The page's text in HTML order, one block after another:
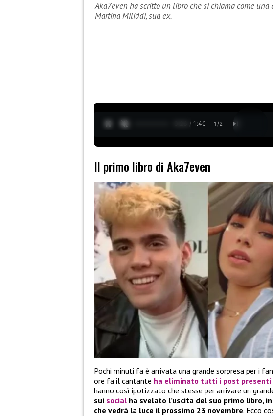
Aka7even ha scritto un libro che si chiama come una
Martina Miliddi, sua ex.
0:28 / 1:40 1 /2
Il primo libro di Aka7even
Pochi minuti fa è arrivata una grande sorpresa per i
ore fa il cantante ha eliminato tutti i post presenti
hanno così ipotizzato che stesse per arrivare un
sui social ha svelato l’uscita del suo primo libro,
che vedrà la luce il prossimo 23 novembre. Ecco